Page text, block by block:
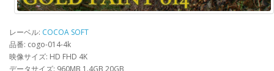
レーベル: COCOA SOFT
品番: cogo-014-4k
映像サイズ: HD FHD 4K